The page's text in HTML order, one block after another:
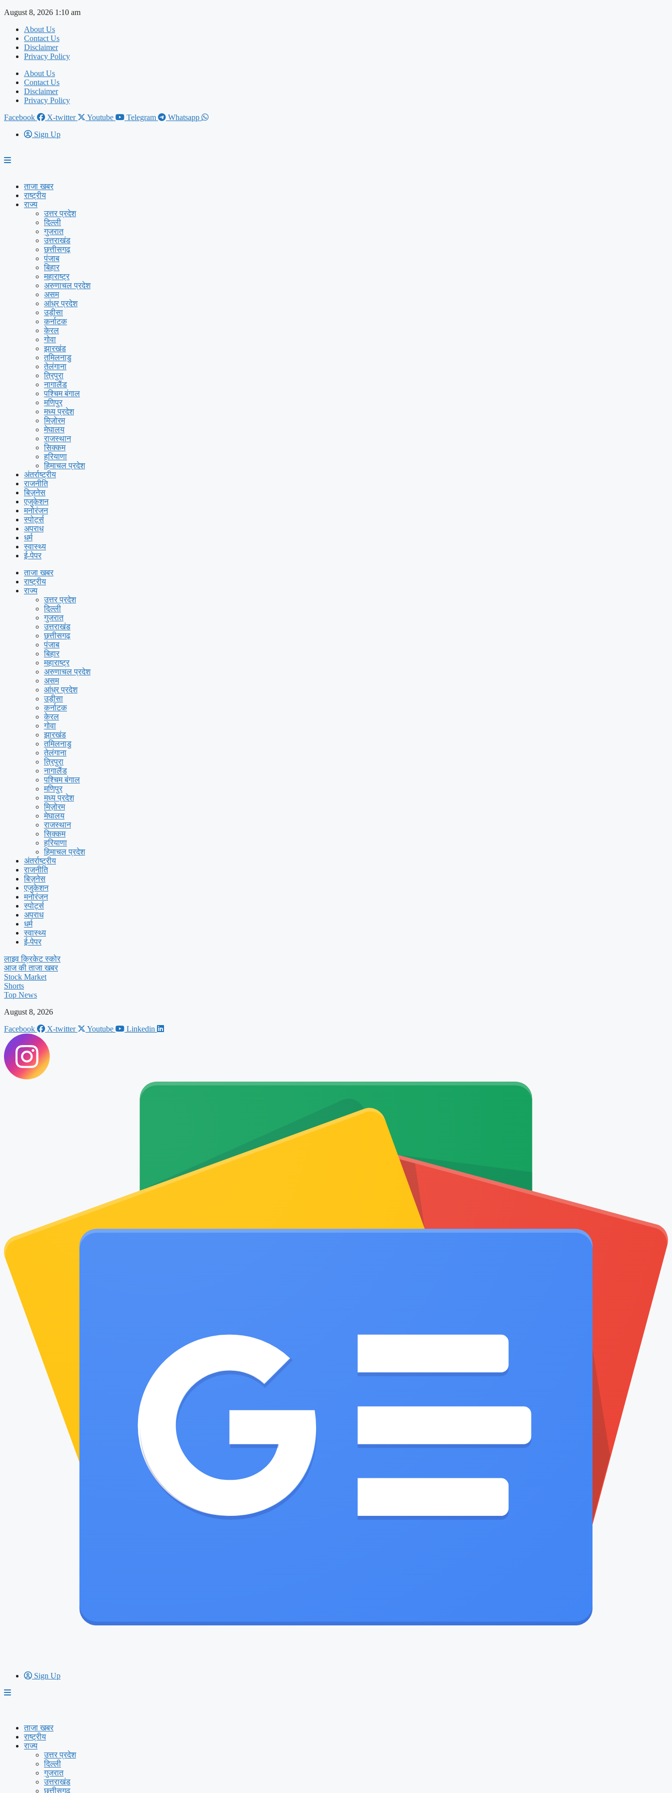
Skip
content
August 8, 2026 1:10 am
About Us
Contact Us
Disclaimer
Privacy Policy
About Us
Contact Us
Disclaimer
Privacy Policy
Facebook
X-twitter Youtube Telegram
Whatsapp
Sign Up
ताजा खबर
राष्ट्रीय
राज्य
उत्तर प्रदेश
दिल्ली
गुजरात
उत्तराखंड
छत्तीसगढ़
पंजाब
बिहार
महाराष्ट्र
अरुणाचल प्रदेश
असम
आंध्र प्रदेश
उड़ीसा
कर्नाटक
केरल
गोवा
झारखंड
तमिलनाडु
तेलंगाना
त्रिपुरा
नागालैंड
पश्चिम बंगाल
मणिपुर
मध्य प्रदेश
मिज़ोरम
मेघालय
राजस्थान
सिक्कम
हरियाणा
हिमाचल प्रदेश
अंतर्राष्ट्रीय
राजनीति
बिज़नेस
एजुकेशन
मनोरंजन
स्पोर्ट्स
अपराध
धर्म
स्वास्थ्य
ई-पेपर
ताजा खबर
राष्ट्रीय
राज्य
उत्तर प्रदेश
दिल्ली
गुजरात
उत्तराखंड
छत्तीसगढ़
पंजाब
बिहार
महाराष्ट्र
अरुणाचल प्रदेश
असम
आंध्र प्रदेश
उड़ीसा
कर्नाटक
केरल
गोवा
झारखंड
तमिलनाडु
तेलंगाना
त्रिपुरा
नागालैंड
पश्चिम बंगाल
मणिपुर
मध्य प्रदेश
मिज़ोरम
मेघालय
राजस्थान
सिक्कम
हरियाणा
हिमाचल प्रदेश
अंतर्राष्ट्रीय
राजनीति
बिज़नेस
एजुकेशन
मनोरंजन
स्पोर्ट्स
अपराध
धर्म
स्वास्थ्य
ई-पेपर
लाइव क्रिकेट स्कोर
आज की ताजा खबर
Stock Market
Shorts
Top News
August 8, 2026
Facebook
X-twitter Youtube Linkedin
Sign Up
ताजा खबर
राष्ट्रीय
राज्य
उत्तर प्रदेश
दिल्ली
गुजरात
उत्तराखंड
छत्तीसगढ़